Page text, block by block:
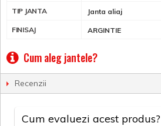
TIP JANTA Janta aliaj
FINISAJ ARGINTIE
Cum aleg jantele?
Recenzii
Cum evaluezi acest produs?